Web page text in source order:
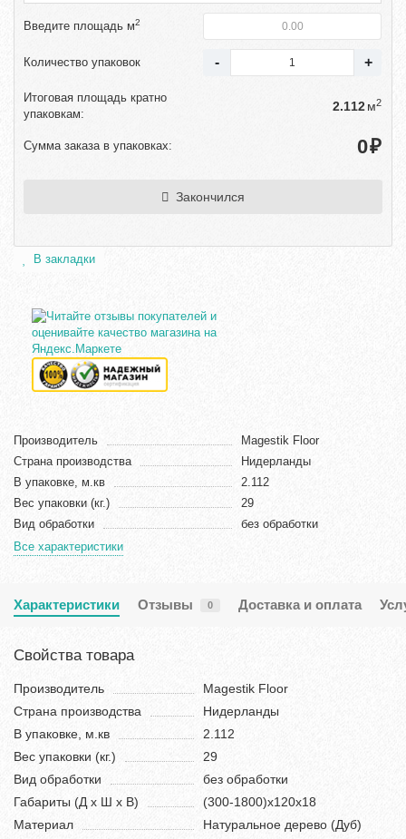
Введите площадь м2
Количество упаковок
Итоговая площадь кратно
упаковкам:
м2
Сумма заказа в упаковках: ₽
Закончился
В закладки
Производитель
Magestik Floor
Страна производства
Нидерланды
В упаковке, м.кв
2.112
Вес упаковки (кг.)
29
Вид обработки
без обработки
Все характеристики
Характеристики Отзывы 0 Доставка и оплата
Свойства товара
Производитель
Magestik Floor
Страна производства
Нидерланды
В упаковке, м.кв
2.112
Вес упаковки (кг.)
29
Вид обработки
без обработки
Габариты (Д х Ш х В)
(300-1800)х120х18
Материал
Натуральное дерево (Дуб)